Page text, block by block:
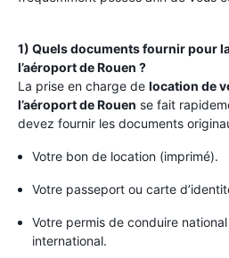
1) Quels documents fournir pour
l’aéroport de Rouen ?
La prise en charge de location de
l’aéroport de Rouen se fait
devez fournir les documents
Votre bon de location (imprimé).
Votre passeport ou carte
Votre permis de conduire
international.